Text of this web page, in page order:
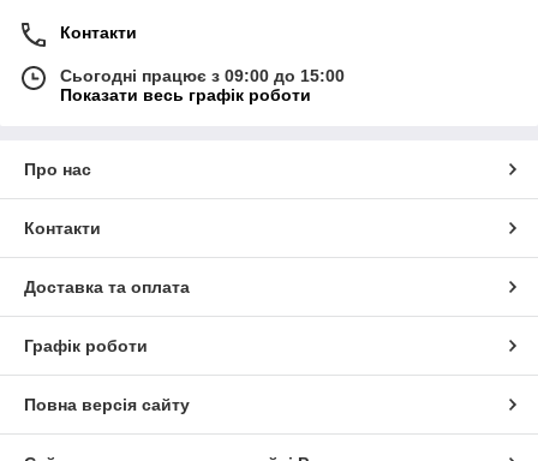
Контакти
Сьогодні працює з 09:00 до 15:00
Показати весь графік роботи
Про нас
Контакти
Доставка та оплата
Графік роботи
Повна версія сайту